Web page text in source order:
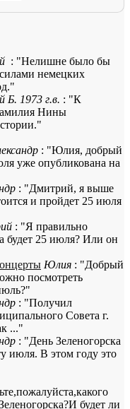
: "Нелишне было бы
немецких
Б. 1973 г.в. : "К
Нины
: "Юлия, добрый
уже опубликована на
: "Дмитрий, я выше
и пройдет 25 июля
: "Я правильно
будет 25 июля? Или он
Юлия : "Добрый
посмотреть
: "Получил
Совета г.
..."
: "День Зеленогорска
июля. В этом году это
будет ли